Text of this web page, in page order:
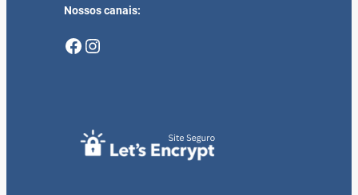
Nossos canais:
Facebook Instagram